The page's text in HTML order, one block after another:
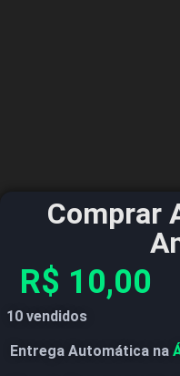
Comprar
R$ 10,00
10 vendidos
Entrega Automática na